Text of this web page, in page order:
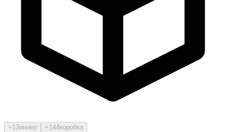
+12иннер +144коробка